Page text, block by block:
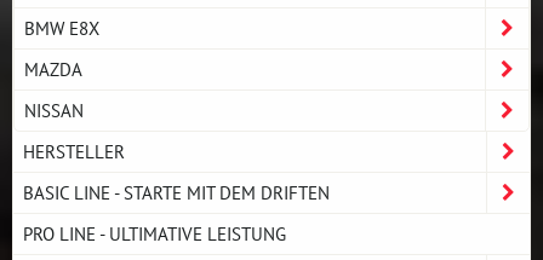
BMW E8X
MAZDA
NISSAN
HERSTELLER
BASIC LINE - STARTE MIT DEM DRIFTEN
PRO LINE - ULTIMATIVE LEISTUNG